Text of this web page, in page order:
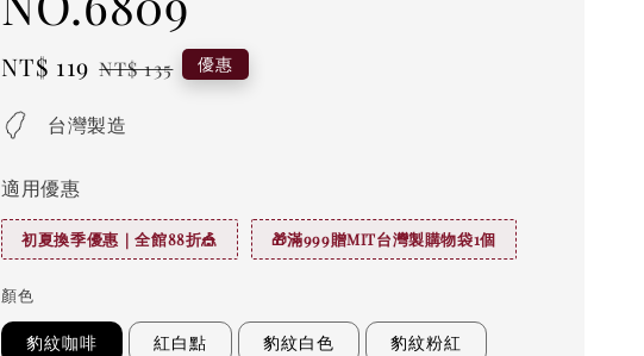
Sale
NT$ 119 Regular
NT$ 135 優惠
台灣製造
適用優惠
初夏換季優惠｜全館88折🎪 🎁滿999贈MIT台灣製購物袋1個
顏色
豹紋咖啡 紅白點 豹紋白色 豹紋粉紅